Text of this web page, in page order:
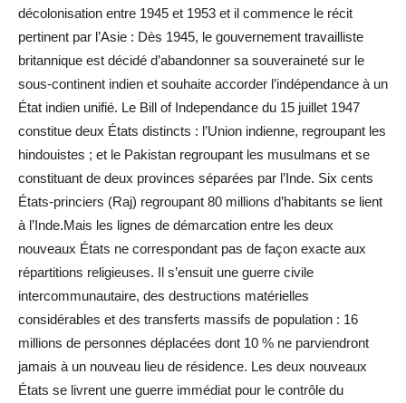
décolonisation entre 1945 et 1953 et il commence le récit
pertinent par l’Asie : Dès 1945, le gouvernement travailliste
britannique est décidé d’abandonner sa souveraineté sur le
sous-continent indien et souhaite accorder l’indépendance à un
État indien unifié. Le Bill of Independance du 15 juillet 1947
constitue deux États distincts : l’Union indienne, regroupant les
hindouistes ; et le Pakistan regroupant les musulmans et se
constituant de deux provinces séparées par l’Inde. Six cents
États-princiers (Raj) regroupant 80 millions d’habitants se lient
à l’Inde.Mais les lignes de démarcation entre les deux
nouveaux États ne correspondant pas de façon exacte aux
répartitions religieuses. Il s’ensuit une guerre civile
intercommunautaire, des destructions matérielles
considérables et des transferts massifs de population : 16
millions de personnes déplacées dont 10 % ne parviendront
jamais à un nouveau lieu de résidence. Les deux nouveaux
États se livrent une guerre immédiat pour le contrôle du